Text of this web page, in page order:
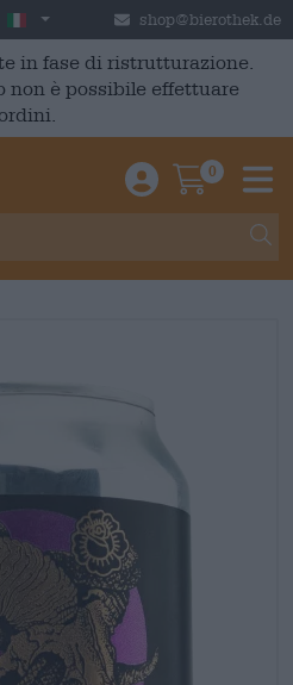
Italia shop@bierothek.de
in fase di ristrutturazione.
non è possibile effettuare
ordini.
Einloggen /
0